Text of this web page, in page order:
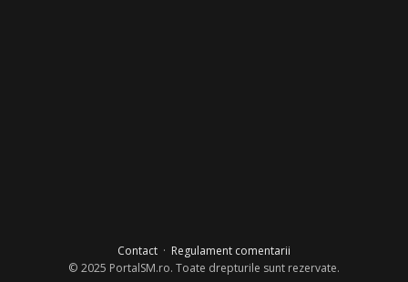
Contact· Regulament comentarii
© 2025 PortalSM.ro. Toate drepturile sunt rezervate.